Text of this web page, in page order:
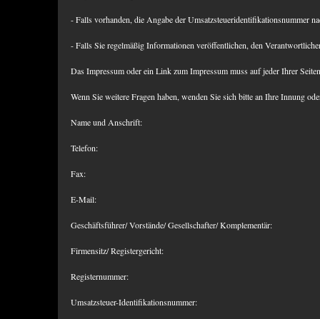
- Falls vorhanden, die Angabe der Umsatzsteueridentifikationsnummer
- Falls Sie regelmäßig Informationen veröffentlichen, den
Das Impressum oder ein Link zum Impressum muss auf jeder Ihrer
Wenn Sie weitere Fragen haben, wenden Sie sich bitte an Ihre Innung
Name und Anschrift:
Telefon:
Fax:
E-Mail:
Geschäftsführer/ Vorstände/ Gesellschafter/ Komplementär:
Firmensitz/ Registergericht:
Registernummer:
Umsatzsteuer-Identifikationsnummer: